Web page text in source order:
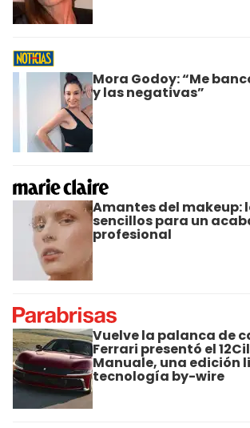
Mora Godoy: “Me
y las negativas”
Amantes del makeup:
sencillos para un
profesional
Vuelve la palanca de
Ferrari presentó el
Manuale, una edición
tecnología by-wire